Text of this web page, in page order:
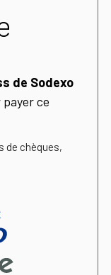
de Sodexo
payer ce
de chèques,